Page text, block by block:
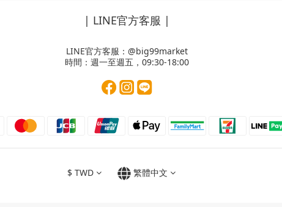
| LINE官方客服 |
LINE官方客服： @big99market
時間：週一至週五，09:30-18:00
$ TWD 繁體中文